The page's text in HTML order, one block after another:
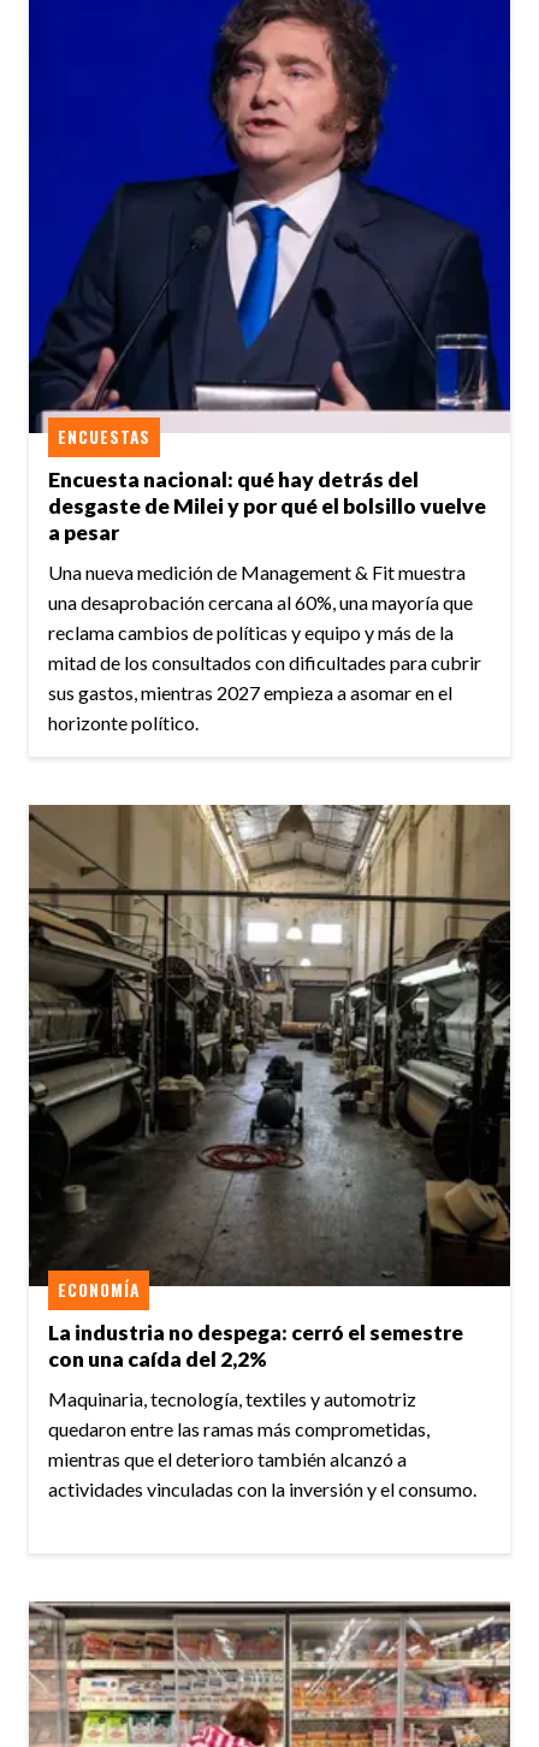
Encuesta nacional: qué hay detrás del
desgaste de Milei y por qué el bolsillo vuelve
a pesar
ENCUESTAS
Una nueva medición de Management & Fit muestra
una desaprobación cercana al 60%, una mayoría que
reclama cambios de políticas y equipo y más de la
mitad de los consultados con dificultades para cubrir
sus gastos, mientras 2027 empieza a asomar en el
horizonte político.
La industria no despega: cerró el semestre
con una caída del 2,2%
ECONOMÍA
Maquinaria, tecnología, textiles y automotriz
quedaron entre las ramas más comprometidas,
mientras que el deterioro también alcanzó a
actividades vinculadas con la inversión y el consumo.